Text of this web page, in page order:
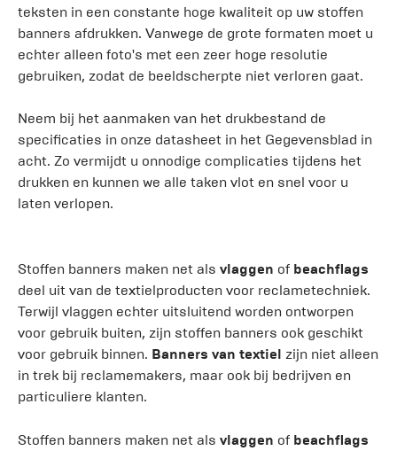
teksten in een constante hoge kwaliteit op uw stoffen
banners afdrukken. Vanwege de grote formaten moet u
echter alleen foto's met een zeer hoge resolutie
gebruiken, zodat de beeldscherpte niet verloren gaat.
Neem bij het aanmaken van het drukbestand de
specificaties in onze datasheet in het Gegevensblad in
acht. Zo vermijdt u onnodige complicaties tijdens het
drukken en kunnen we alle taken vlot en snel voor u
laten verlopen.
Stoffen banners maken net als vlaggen of beachflags
deel uit van de textielproducten voor reclametechniek.
Terwijl vlaggen echter uitsluitend worden ontworpen
voor gebruik buiten, zijn stoffen banners ook geschikt
voor gebruik binnen. Banners van textiel zijn niet alleen
in trek bij reclamemakers, maar ook bij bedrijven en
particuliere klanten.
Stoffen banners maken net als vlaggen of beachflags